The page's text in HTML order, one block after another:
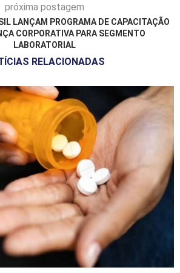
próxima postagem
LANÇAM PROGRAMA DE CAPACITAÇÃO
CORPORATIVA PARA SEGMENTO
LABORATORIAL
RELACIONADAS